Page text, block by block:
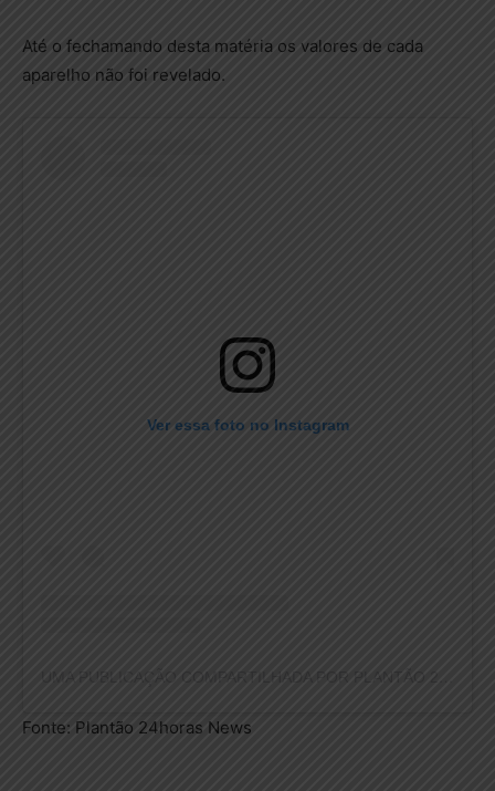
Até o fechamando desta matéria os valores de cada
aparelho não foi revelado.
Ver essa foto no Instagram
Fonte: Plantão 24horas News